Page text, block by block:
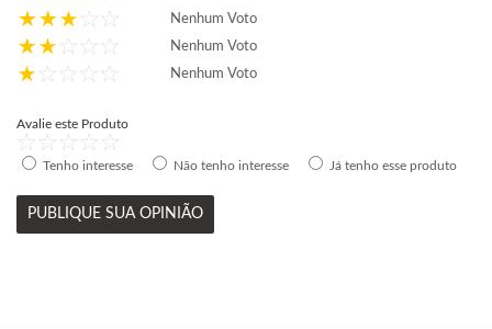
Nenhum Voto
Nenhum Voto
Nenhum Voto
Avalie este Produto
Tenho interesse Não tenho interesse Já tenho esse produto
PUBLIQUE SUA OPINIÃO